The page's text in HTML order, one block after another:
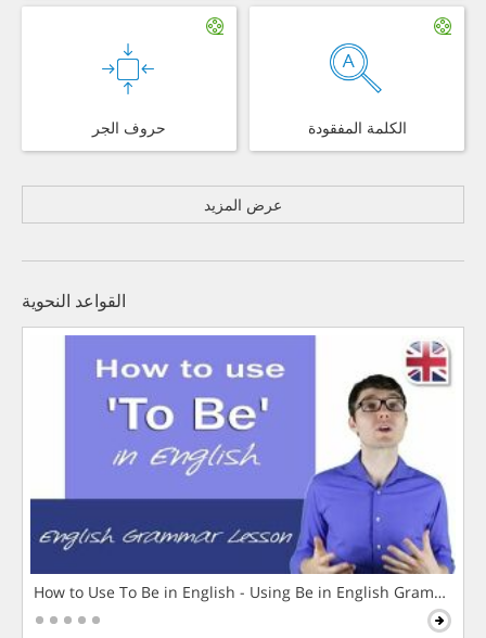
حروف الجر الكلمة المفقودة
عرض المزيد
القواعد النحوية
How to Use To Be in English - Using Be in English Grammar